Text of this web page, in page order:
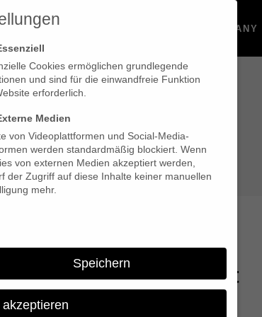
PRODUCTIONS COMPANY
Sheffield Doc/Fest
Cookies ermöglichen grundlegende
und sind für die einwandfreie Funktion
erforderlich.
Medien
von Videoplattformen und Social-Media-
werden standardmäßig blockiert. Wenn
von externen Medien akzeptiert werden,
der Zugriff auf diese Inhalte keiner manuellen
mehr.
Speichern